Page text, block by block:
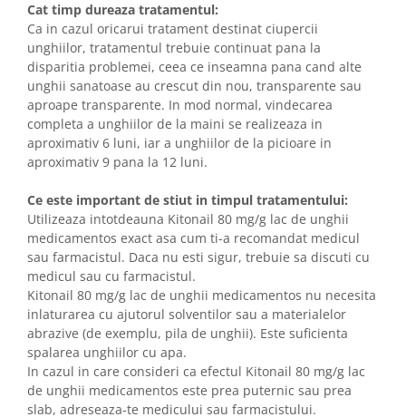
Cat timp dureaza tratamentul:
Ca in cazul oricarui tratament destinat ciupercii
unghiilor, tratamentul trebuie continuat pana la
disparitia problemei, ceea ce inseamna pana cand alte
unghii sanatoase au crescut din nou, transparente sau
aproape transparente. In mod normal, vindecarea
completa a unghiilor de la maini se realizeaza in
aproximativ 6 luni, iar a unghiilor de la picioare in
aproximativ 9 pana la 12 luni.
Ce este important de stiut in timpul tratamentului:
Utilizeaza intotdeauna Kitonail 80 mg/g lac de unghii
medicamentos exact asa cum ti-a recomandat medicul
sau farmacistul. Daca nu esti sigur, trebuie sa discuti cu
medicul sau cu farmacistul.
Kitonail 80 mg/g lac de unghii medicamentos nu necesita
inlaturarea cu ajutorul solventilor sau a materialelor
abrazive (de exemplu, pila de unghii). Este suficienta
spalarea unghiilor cu apa.
In cazul in care consideri ca efectul Kitonail 80 mg/g lac
de unghii medicamentos este prea puternic sau prea
slab, adreseaza-te medicului sau farmacistului.